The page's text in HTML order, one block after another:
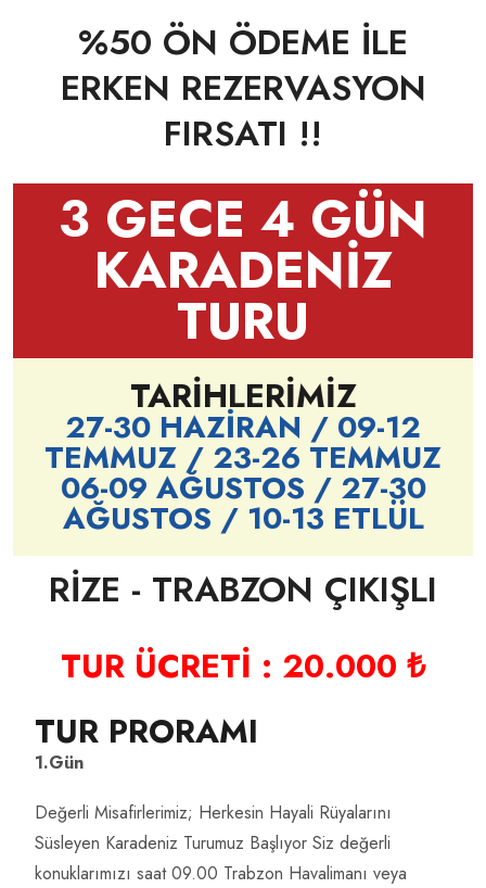
%50 ÖN ÖDEME İLE
ERKEN REZERVASYON
FIRSATI !!
3 GECE 4 GÜN
KARADENİZ
TURU
TARİHLERİMİZ
27-30 HAZİRAN / 09-12
TEMMUZ / 23-26 TEMMUZ
06-09 AĞUSTOS / 27-30
AĞUSTOS / 10-13 ETLÜL
RİZE - TRABZON ÇIKIŞLI
TUR ÜCRETİ : 20.000 ₺
TUR PRORAMI
1.Gün
Değerli Misafirlerimiz; Herkesin Hayali Rüyalarını
Süsleyen Karadeniz Turumuz Başlıyor Siz değerli
konuklarımızı saat 09.00 Trabzon Havalimanı veya